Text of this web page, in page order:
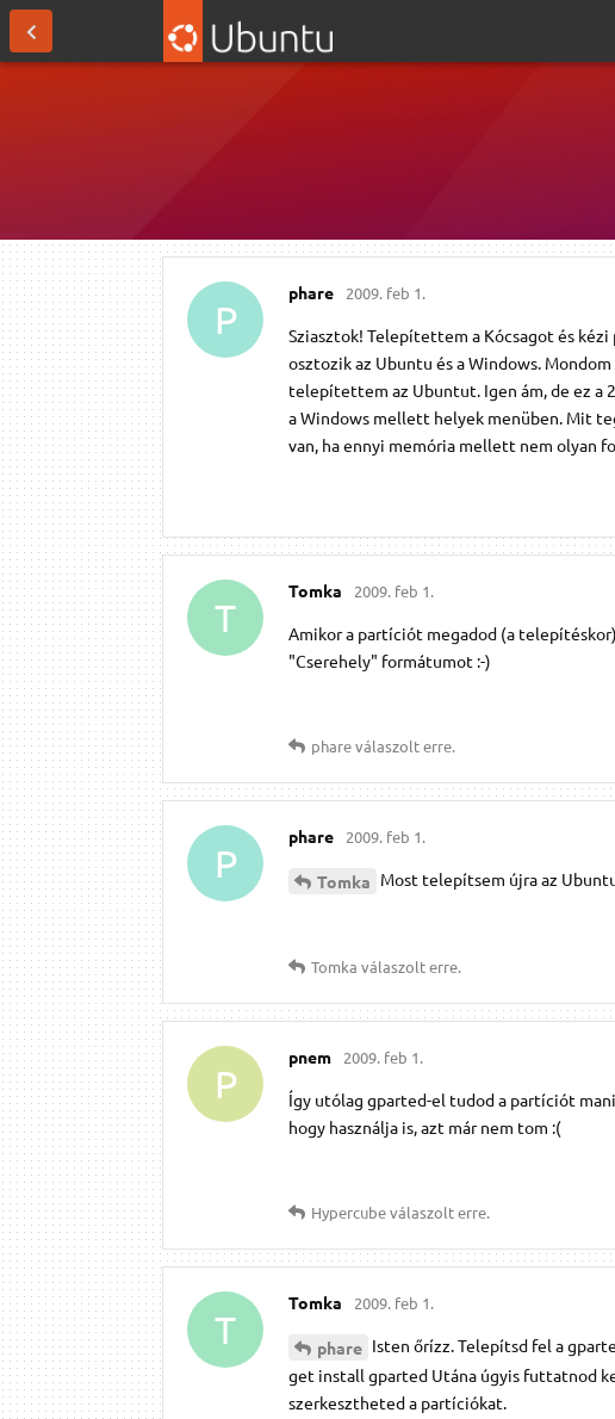
P
phare 2009. feb 1.
Sziasztok! Telepítettem a Kócsagot és
osztozik az Ubuntu és a Windows.
telepítettem az Ubuntut. Igen ám, de ez a
a Windows mellett helyek menüben. Mit
van, ha ennyi memória mellett nem olyan
T
Tomka 2009. feb 1.
Amikor a partíciót megadod (a
"Cserehely" formátumot :-)
phareválaszolt erre.
P
phare 2009. feb 1.
Tomka Most telepítsem újra az
Tomka válaszolt erre.
P
pnem 2009. feb 1.
Így utólag gparted-el tudod a partíciót
hogy használja is, azt már nem tom :(
Hypercubeválaszolt erre.
T
Tomka 2009. feb 1.
phare Isten őrízz. Telepítsd fel a
get install gparted Utána úgyis futtatnod
szerkesztheted a partíciókat.